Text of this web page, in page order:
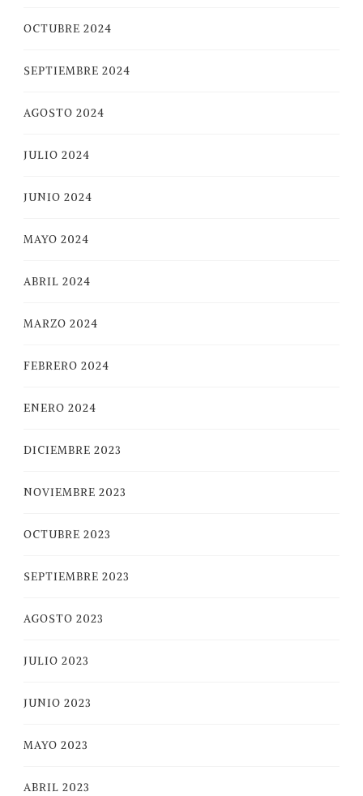
OCTUBRE 2024
SEPTIEMBRE 2024
AGOSTO 2024
JULIO 2024
JUNIO 2024
MAYO 2024
ABRIL 2024
MARZO 2024
FEBRERO 2024
ENERO 2024
DICIEMBRE 2023
NOVIEMBRE 2023
OCTUBRE 2023
SEPTIEMBRE 2023
AGOSTO 2023
JULIO 2023
JUNIO 2023
MAYO 2023
ABRIL 2023